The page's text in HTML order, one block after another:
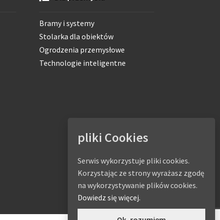
Bramy i systemy
Stolarka dla obiektów
Ogrodzenia przemysłowe
Technologie inteligentne
pliki Cookies
Serwis wykorzystuje pliki cookies.
Korzystając ze strony wyrażasz zgodę
na wykorzystywanie plików cookies.
Dowiedz się więcej.